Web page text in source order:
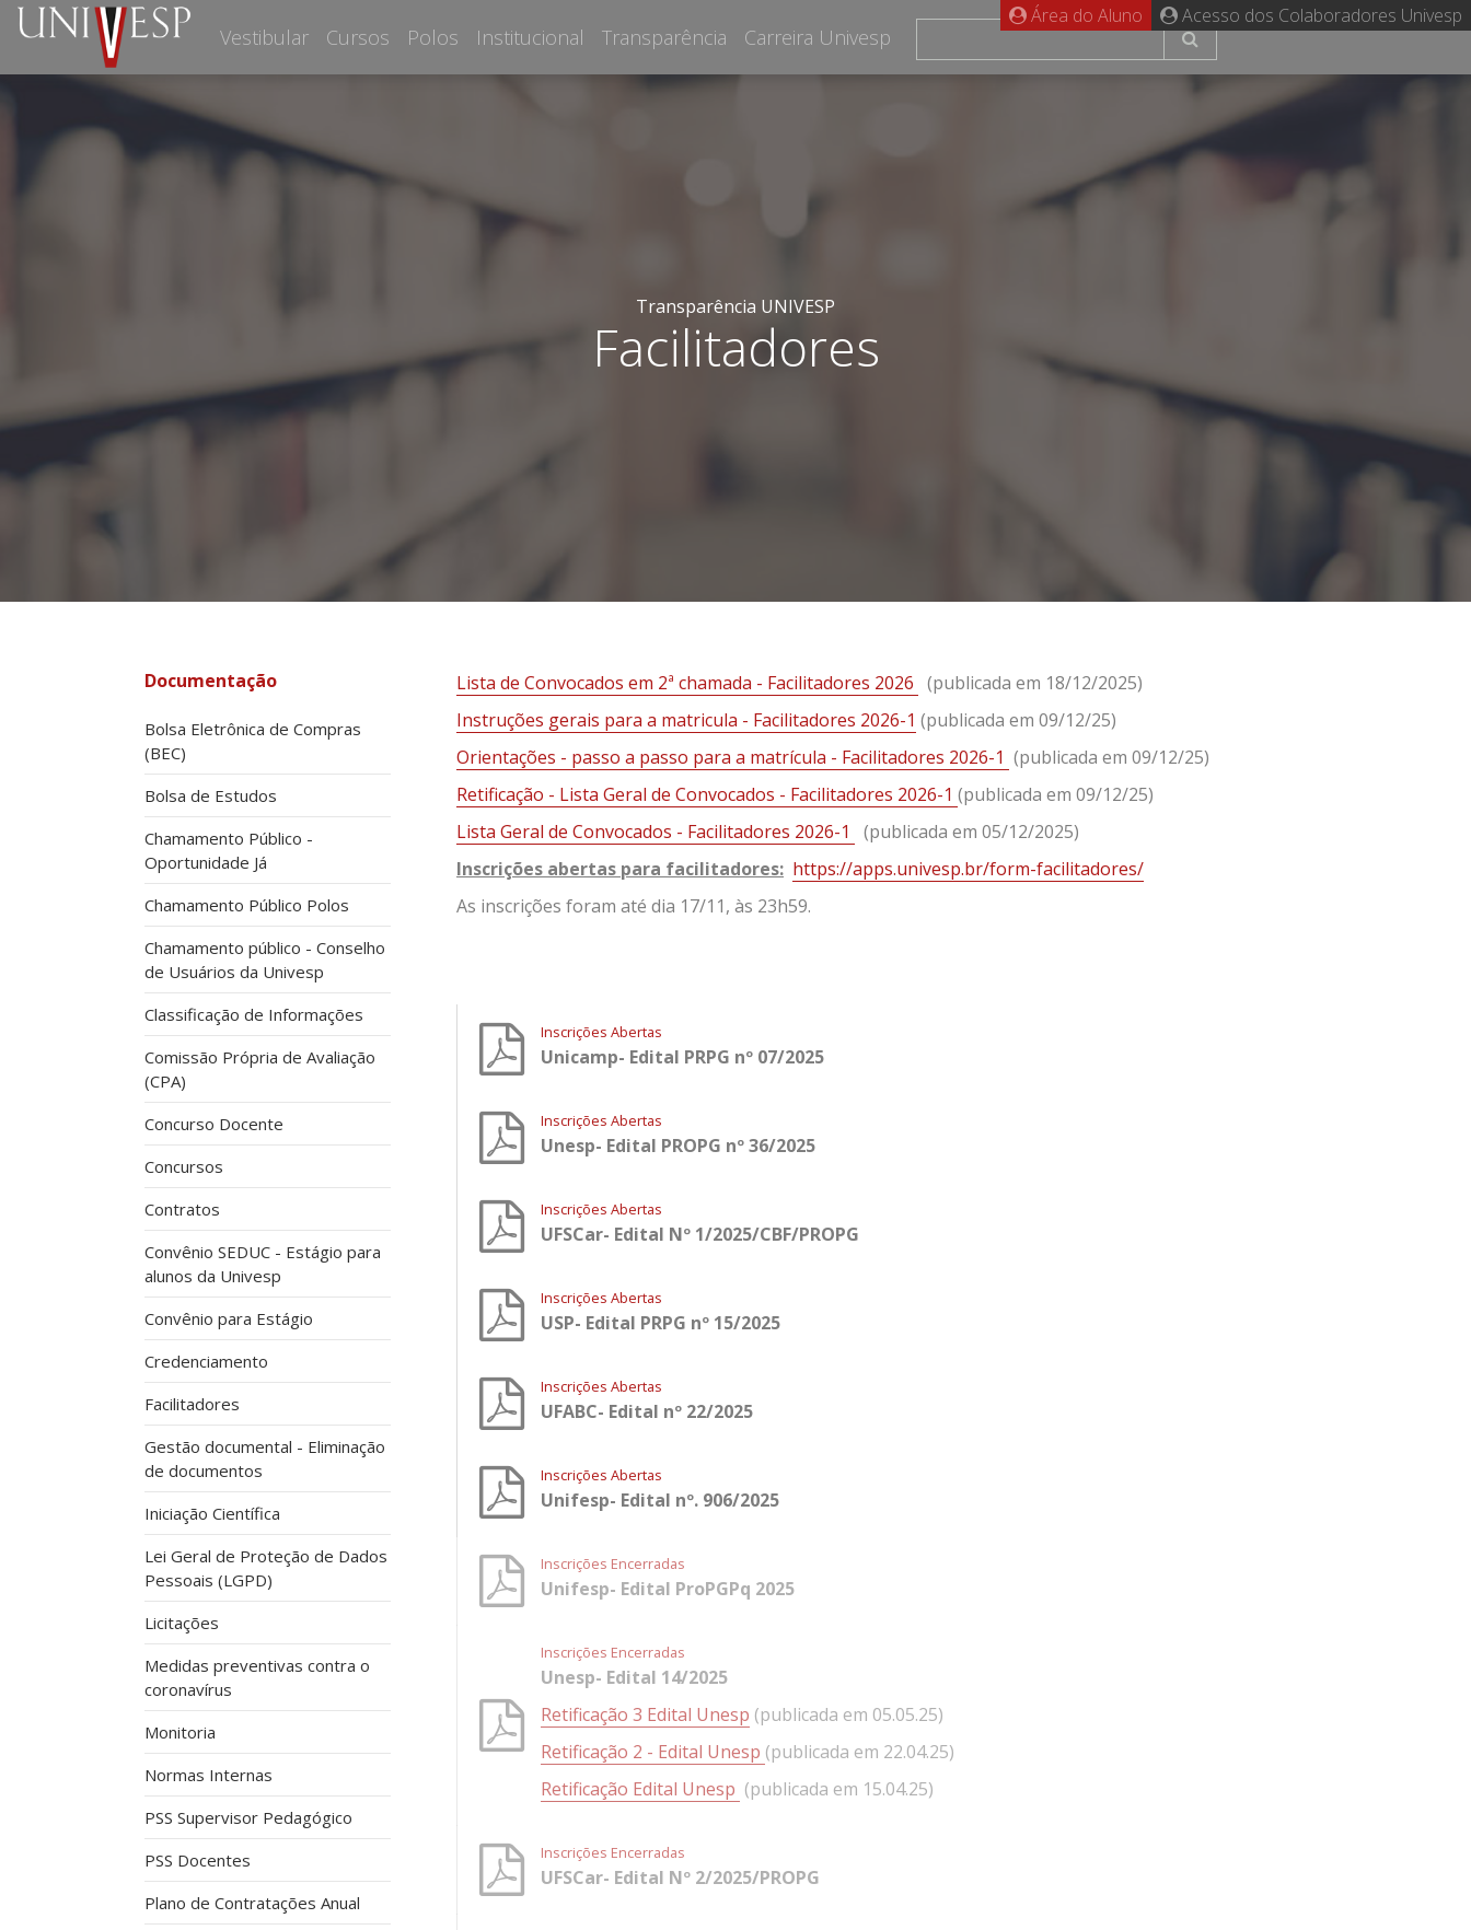
Vestibular Cursos Polos Institucional Transparência Carreira Univesp
Área do Aluno Acesso dos Colaboradores Univesp
Transparência UNIVESP
Facilitadores
Lista de Convocados em 2ª chamada - Facilitadores 2026 (publicada em 18/12/2025)
Instruções gerais para a matricula - Facilitadores 2026-1 (publicada em 09/12/25)
Orientações - passo a passo para a matrícula - Facilitadores 2026-1 (publicada em 09/12/25)
Retificação - Lista Geral de Convocados - Facilitadores 2026-1 (publicada em 09/12/25)
Lista Geral de Convocados - Facilitadores 2026-1
(publicada em 05/12/2025)
Inscrições abertas para facilitadores: https://apps.univesp.br/form-facilitadores/
As inscrições foram até dia 17/11, às 23h59.
Inscrições Abertas
Unicamp- Edital PRPG nº 07/2025
Inscrições Abertas
Unesp- Edital PROPG nº 36/2025
Inscrições Abertas
UFSCar- Edital Nº 1/2025/CBF/PROPG
Inscrições Abertas
USP- Edital PRPG nº 15/2025
Inscrições Abertas
UFABC- Edital nº 22/2025
Inscrições Abertas
Unifesp- Edital nº. 906/2025
Inscrições Encerradas
Unifesp- Edital ProPGPq 2025
Inscrições Encerradas
Unesp- Edital 14/2025
Retificação 3 Edital Unesp (publicada em 05.05.25)
Retificação 2 - Edital Unesp (publicada em 22.04.25)
Retificação Edital Unesp (publicada em 15.04.25)
Inscrições Encerradas
UFSCar- Edital Nº 2/2025/PROPG
Documentação
Bolsa Eletrônica de Compras
(BEC)
Bolsa de Estudos
Chamamento Público -
Oportunidade Já
Chamamento Público Polos
Chamamento público - Conselho
de Usuários da Univesp
Classificação de Informações
Comissão Própria de Avaliação
(CPA)
Concurso Docente
Concursos
Contratos
Convênio SEDUC - Estágio para
alunos da Univesp
Convênio para Estágio
Credenciamento
Facilitadores
Gestão documental - Eliminação
de documentos
Iniciação Científica
Lei Geral de Proteção de Dados
Pessoais (LGPD)
Licitações
Medidas preventivas contra o
coronavírus
Monitoria
Normas Internas
PSS Supervisor Pedagógico
PSS Docentes
Plano de Contratações Anual